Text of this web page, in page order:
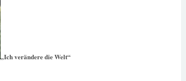
„Ich verändere die Welt“